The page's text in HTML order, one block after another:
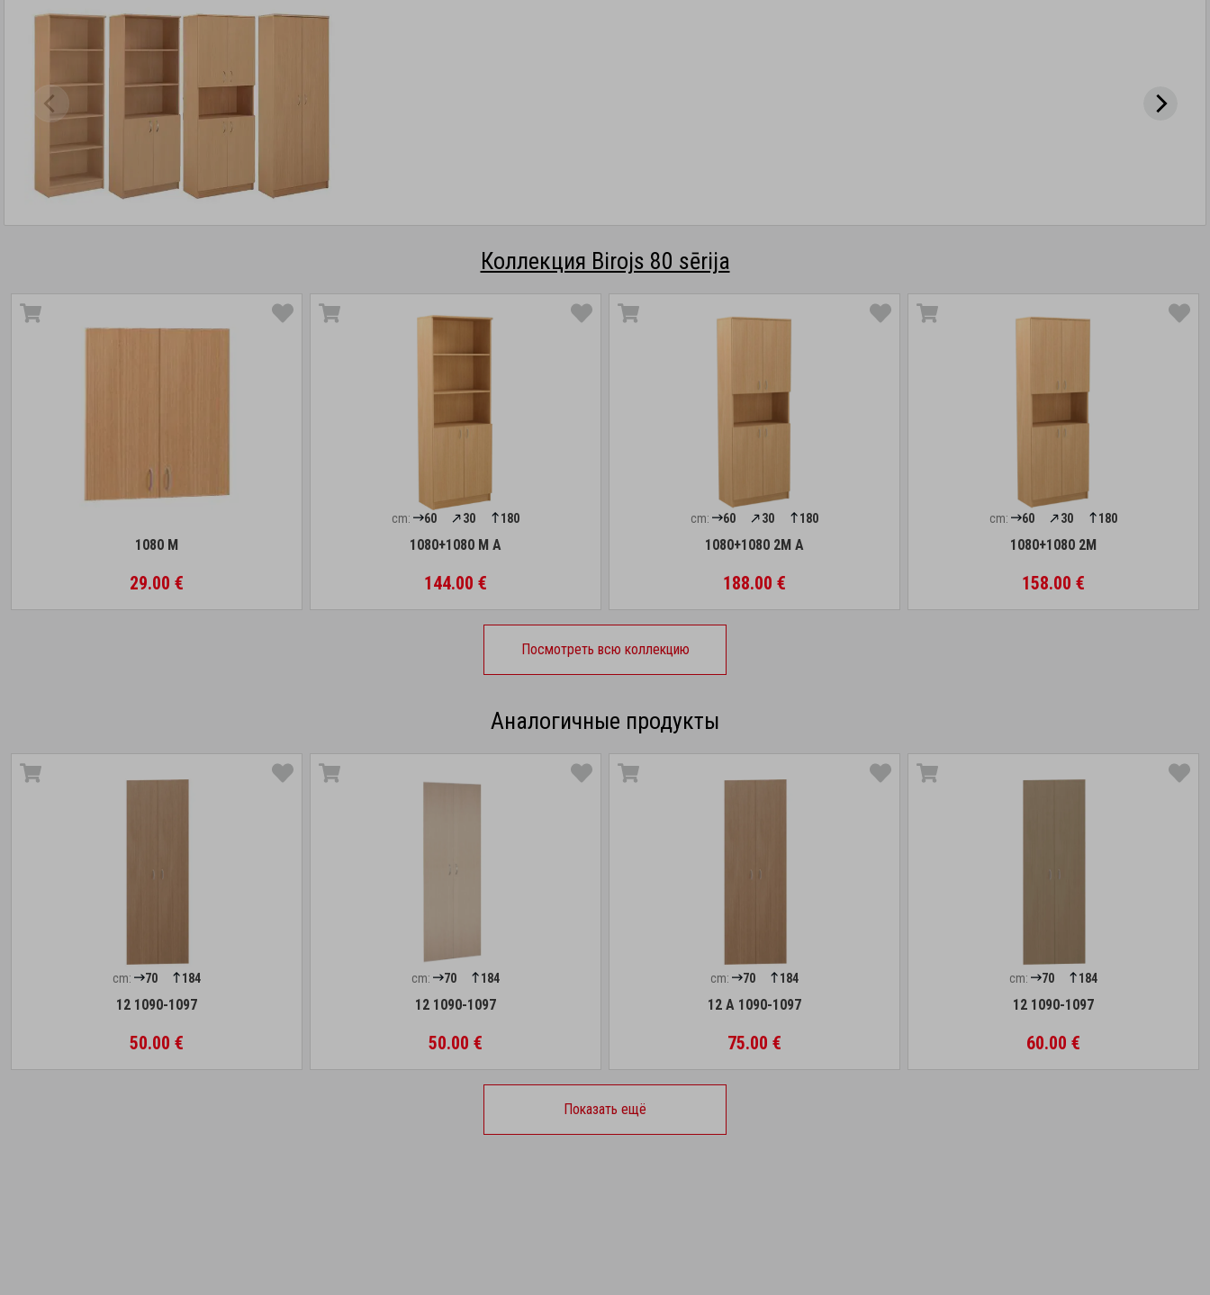
Коллекция Birojs 80 sērija
1080 M
29.00 €
cm: 60 30 180
1080+1080 M A
144.00 €
cm: 60 30 180
1080+1080 2M A
188.00 €
cm: 60 30 180
1080+1080 2M
158.00 €
Посмотреть всю коллекцию
Аналогичные продукты
cm: 70 184
12 1090-1097
50.00 €
cm: 70 184
12 1090-1097
50.00 €
cm: 70 184
12 A 1090-1097
75.00 €
cm: 70 184
12 1090-1097
60.00 €
Показать ещё